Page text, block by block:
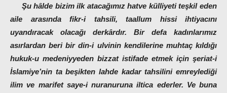
Şu hâlde bizim ilk atacağımız hatve külliyeti teşkil eden
aile arasında fikr-i tahsili, taallum hissi ihtiyacını
uyandıracak olacağı derkârdır. Bir defa kadınlarımız
asırlardan beri bir din-i ulvinin kendilerine muhtaç kıldığı
hukuk-u medeniyyeden bizzat istifade etmek için şeriat-i
İslamiye’nin ta beşikten lahde kadar tahsilini emreylediği
ilim ve marifet saye-i nuranuruna iltica ederler. Ve buna